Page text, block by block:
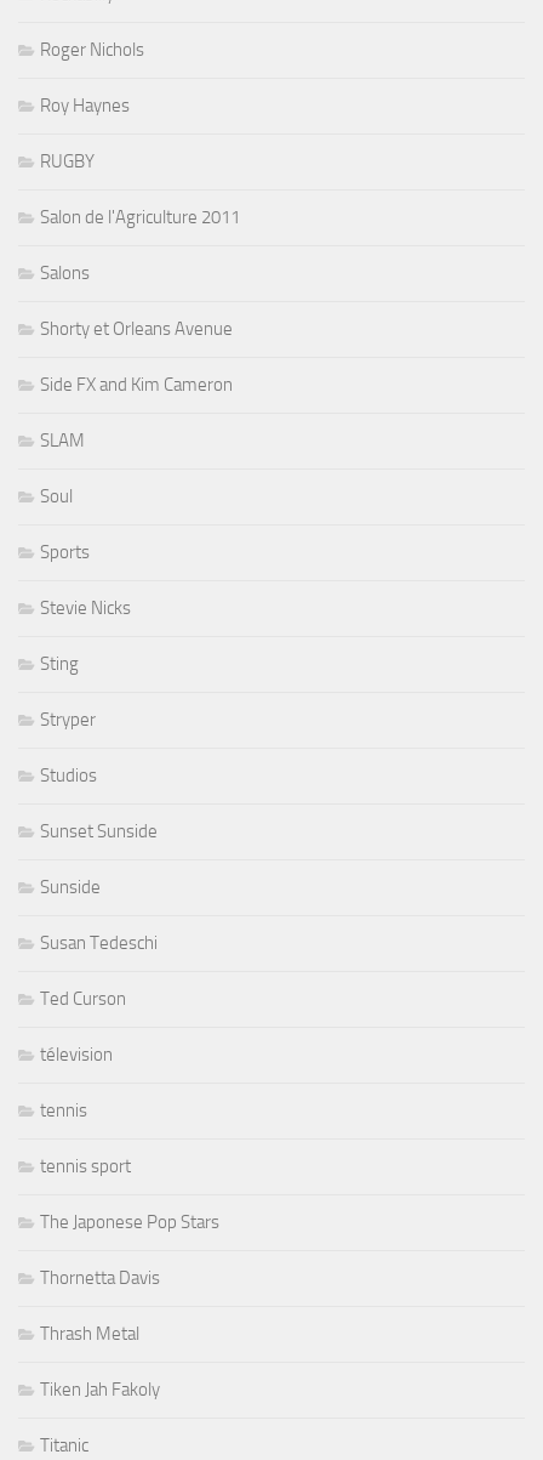
Roger Nichols
Roy Haynes
RUGBY
Salon de l'Agriculture 2011
Salons
Shorty et Orleans Avenue
Side FX and Kim Cameron
SLAM
Soul
Sports
Stevie Nicks
Sting
Stryper
Studios
Sunset Sunside
Sunside
Susan Tedeschi
Ted Curson
télevision
tennis
tennis sport
The Japonese Pop Stars
Thornetta Davis
Thrash Metal
Tiken Jah Fakoly
Titanic